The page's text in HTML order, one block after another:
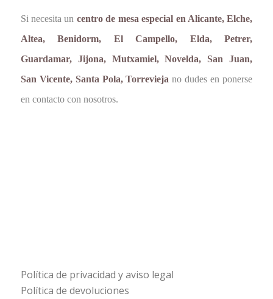
Si necesita un centro de mesa especial en Alicante, Elche,
Altea, Benidorm, El Campello, Elda, Petrer,
Guardamar, Jijona, Mutxamiel, Novelda, San Juan,
San Vicente, Santa Pola, Torrevieja no dudes en ponerse
en contacto con nosotros.
Política de privacidad y aviso legal
Política de devoluciones